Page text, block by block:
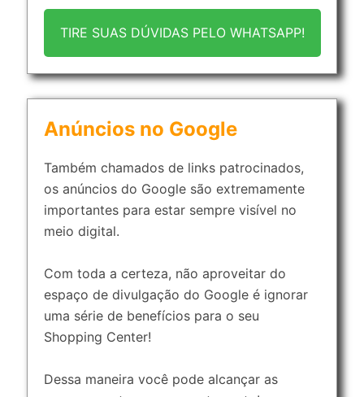
TIRE SUAS DÚVIDAS PELO WHATSAPP!
Anúncios no Google
Também chamados de links patrocinados,
os anúncios do Google são extremamente
importantes para estar sempre visível no
meio digital.
Com toda a certeza, não aproveitar do
espaço de divulgação do Google é ignorar
uma série de benefícios para o seu
Shopping Center!
Dessa maneira você pode alcançar as